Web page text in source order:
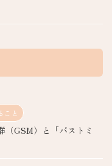
と
（GSM）と「バストミ